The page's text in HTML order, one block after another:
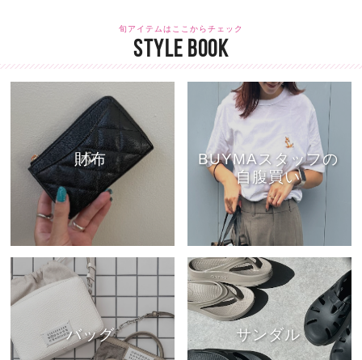
旬アイテムはここからチェック
STYLE BOOK
財布
BUYMAスタッフの
自腹買い
バッグ サンダル